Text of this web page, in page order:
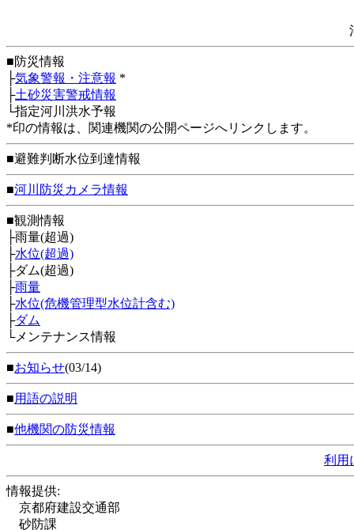
■防災情報
├気象警報・注意報 *
├土砂災害警戒情報
└指定河川洪水予報
*印の情報は、関連機関の公開ページへリンクします。
■避難判断水位到達情報
■河川防災カメラ情報
■観測情報
├雨量(超過)
├水位(超過)
├ダム(超過)
├雨量
├水位(危機管理型水位計含む)
├ダム
└メンテナンス情報
■お知らせ(03/14)
■用語の説明
■他機関の防災情報
利用
情報提供:
京都府建設交通部
砂防課